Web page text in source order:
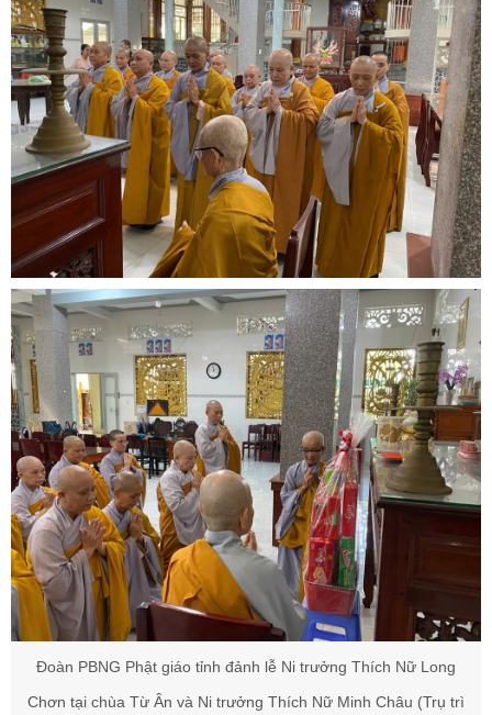
Đoàn PBNG Phật giáo tỉnh đảnh lễ Ni trưởng Thích Nữ Long
Chơn tại chùa Từ Ân và Ni trưởng Thích Nữ Minh Châu (Trụ trì